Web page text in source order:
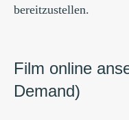
bereitzustellen.
Film online
Demand)